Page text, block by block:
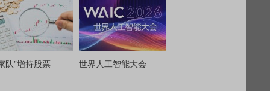
队”增持股票 世界人工智能大会